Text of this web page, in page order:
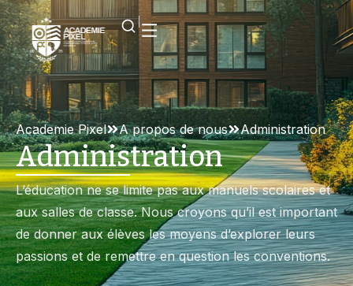
Academie Pixel A propos de nous Administration
Administration
L’éducation ne se limite pas aux manuels scolaires et
aux salles de classe. Nous croyons qu’il est important
de donner aux élèves les moyens d’explorer leurs
passions et de remettre en question les conventions.